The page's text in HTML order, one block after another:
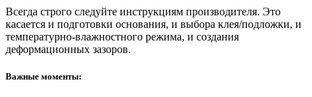
Всегда строго следуйте инструкциям производителя. Это
касается и подготовки основания, и выбора клея/подложки, и
температурно-влажностного режима, и создания
деформационных зазоров.
Важные моменты: